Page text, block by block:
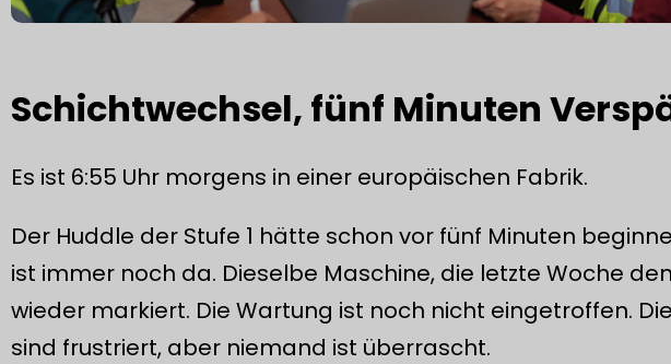
Schichtwechsel, fünf Minuten
Es ist 6:55 Uhr morgens in einer europäischen Fabrik.
Der Huddle der Stufe 1 hätte schon vor fünf Minuten
ist immer noch da. Dieselbe Maschine, die letzte Woche
wieder markiert. Die Wartung ist noch nicht eingetroffen.
sind frustriert, aber niemand ist überrascht.